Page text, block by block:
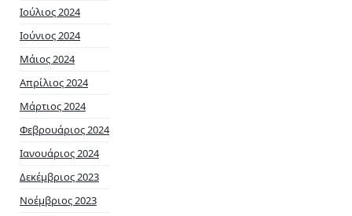
Ιούλιος 2024
Ιούνιος 2024
Μάιος 2024
Απρίλιος 2024
Μάρτιος 2024
Φεβρουάριος 2024
Ιανουάριος 2024
Δεκέμβριος 2023
Νοέμβριος 2023